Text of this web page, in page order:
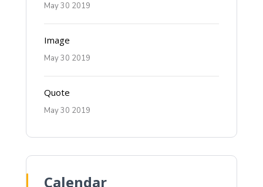
May 30 2019
Image
May 30 2019
Quote
May 30 2019
Calendar